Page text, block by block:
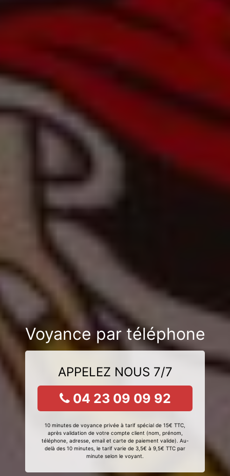
Voyance par téléphone
APPELEZ NOUS 7/7
04 23 09 09 92
10 minutes de voyance privée à tarif spécial de 15€ TTC,
après validation de votre compte client (nom, prénom,
téléphone, adresse, email et carte de paiement valide). Au-
delà des 10 minutes, le tarif varie de 3,5€ à 9,5€ TTC par
minute selon le voyant.